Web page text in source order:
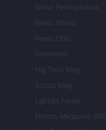
Newz Pennsylvania
Newz Illinois
Newz Ohio
Gameland
Hig Tech Mag
Scoop Mag
Lgbtqia News
Motors Magazine 365